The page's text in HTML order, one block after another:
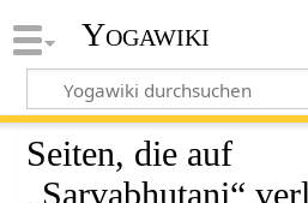
Yogawiki
Seiten, die auf
„Sarvabhutani“